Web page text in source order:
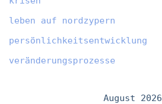
leben auf nordzypern
persönlichkeitsentwicklung
veränderungsprozesse
August 2026